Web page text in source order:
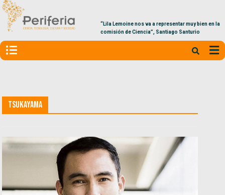
“Lila Lemoine nos va a representar muy bien en la
comisión de Ciencia”, Santiago Santurio
Tsukayama